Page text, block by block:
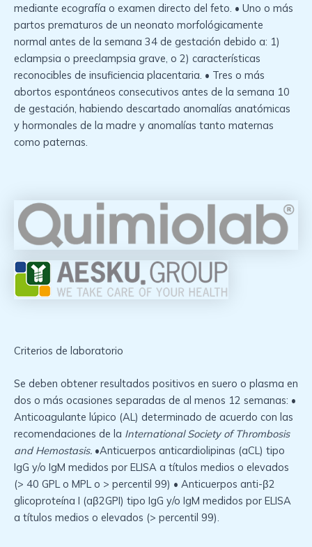
mediante ecografía o examen directo del feto. • Uno o más
partos prematuros de un neonato morfológicamente
normal antes de la semana 34 de gestación debido a: 1)
eclampsia o preeclampsia grave, o 2) características
reconocibles de insuficiencia placentaria. • Tres o más
abortos espontáneos consecutivos antes de la semana 10
de gestación, habiendo descartado anomalías anatómicas
y hormonales de la madre y anomalías tanto maternas
como paternas.
Criterios de laboratorio
Se deben obtener resultados positivos en suero o plasma en
dos o más ocasiones separadas de al menos 12 semanas: •
Anticoagulante lúpico (AL) determinado de acuerdo con las
recomendaciones de la International Society of Thrombosis
and Hemostasis. •Anticuerpos anticardiolipinas (aCL) tipo
IgG y/o IgM medidos por ELISA a títulos medios o elevados
(> 40 GPL o MPL o > percentil 99) • Anticuerpos anti-β2
glicoproteína I (aβ2GPI) tipo IgG y/o IgM medidos por ELISA
a títulos medios o elevados (> percentil 99).